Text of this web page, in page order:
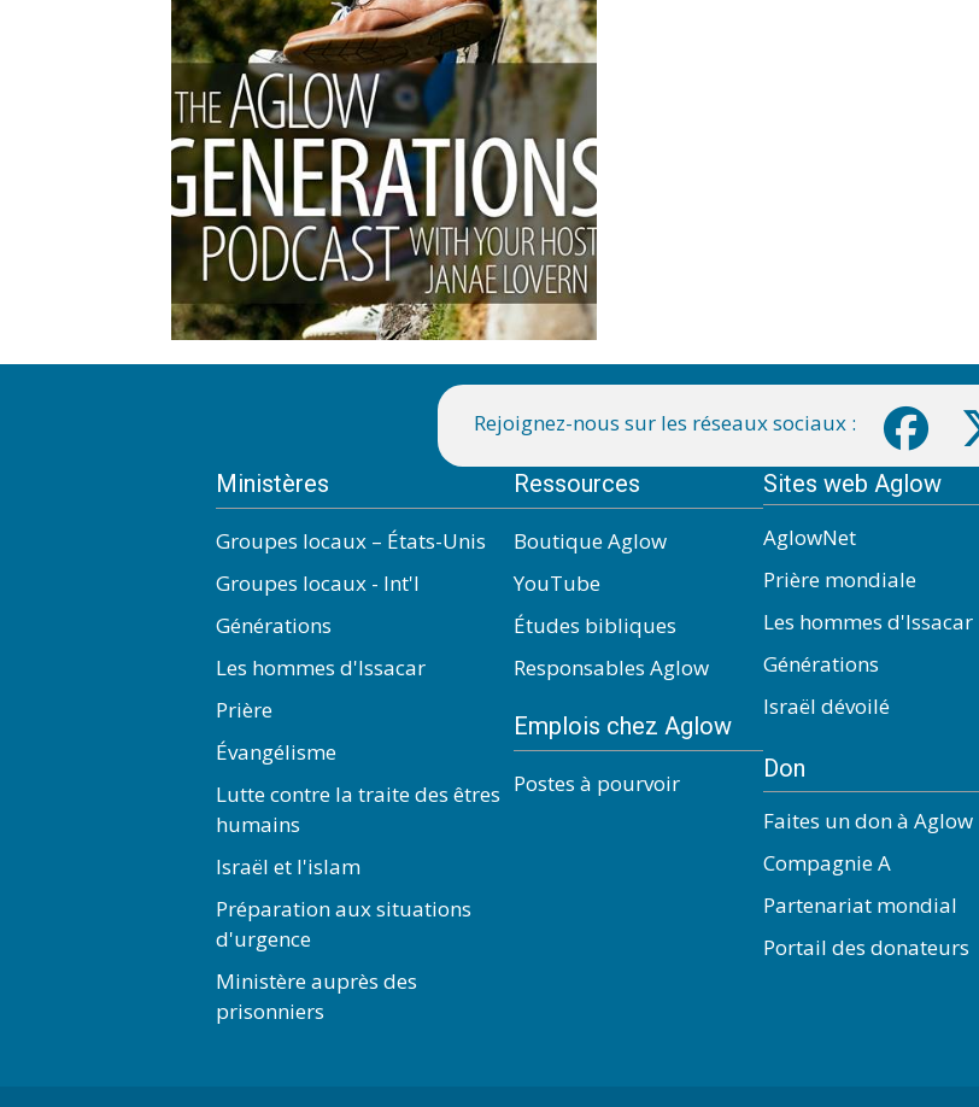
Rejoignez-nous sur les réseaux sociaux :
Ministères
Groupes locaux – États-Unis
Groupes locaux - Int'l
Générations
Les hommes d'Issacar
Prière
Évangélisme
Lutte contre la traite des êtres
humains
Israël et l'islam
Préparation aux situations
d'urgence
Ministère auprès des
prisonniers
Ressources
Boutique Aglow
YouTube
Études bibliques
Responsables Aglow
Emplois chez Aglow
Postes à pourvoir
Sites web Aglow
AglowNet
Prière mondiale
Les hommes d'Issacar
Générations
Israël dévoilé
Don
Faites un don à Aglow
Compagnie A
Partenariat mondial
Portail des donateurs